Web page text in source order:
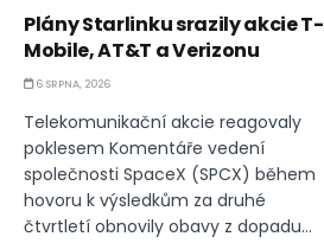
Plány Starlinku srazily akcie T-
Mobile, AT&T a Verizonu
6 SRPNA, 2026
Telekomunikační akcie reagovaly
poklesem Komentáře vedení
společnosti SpaceX (SPCX) během
hovoru k výsledkům za druhé
čtvrtletí obnovily obavy z dopadu...